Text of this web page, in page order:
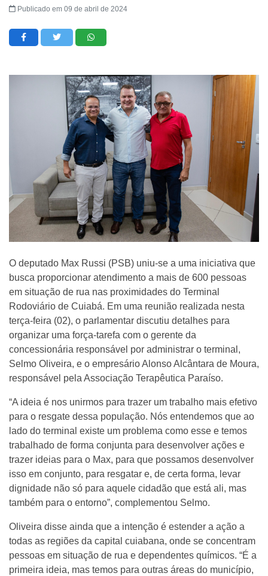
Publicado em 09 de abril de 2024
O deputado Max Russi (PSB) uniu-se a uma iniciativa que
busca proporcionar atendimento a mais de 600 pessoas
em situação de rua nas proximidades do Terminal
Rodoviário de Cuiabá. Em uma reunião realizada nesta
terça-feira (02), o parlamentar discutiu detalhes para
organizar uma força-tarefa com o gerente da
concessionária responsável por administrar o terminal,
Selmo Oliveira, e o empresário Alonso Alcântara de Moura,
responsável pela Associação Terapêutica Paraíso.
“A ideia é nos unirmos para trazer um trabalho mais efetivo
para o resgate dessa população. Nós entendemos que ao
lado do terminal existe um problema como esse e temos
trabalhado de forma conjunta para desenvolver ações e
trazer ideias para o Max, para que possamos desenvolver
isso em conjunto, para resgatar e, de certa forma, levar
dignidade não só para aquele cidadão que está ali, mas
também para o entorno”, complementou Selmo.
Oliveira disse ainda que a intenção é estender a ação a
todas as regiões da capital cuiabana, onde se concentram
pessoas em situação de rua e dependentes químicos. “É a
primeira ideia, mas temos para outras áreas do município,